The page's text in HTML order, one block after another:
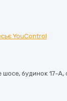
YouControl
шосе, будинок 17-А,